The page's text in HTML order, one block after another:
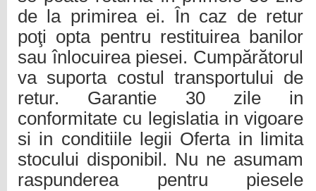
de la primirea ei. În caz de retur
poţi opta pentru restituirea banilor
sau înlocuirea piesei. Cumpărătorul
va suporta costul transportului de
retur. Garantie 30 zile in
conformitate cu legislatia in vigoare
si in conditiile legii Oferta in limita
stocului disponibil. Nu ne asumam
raspunderea pentru piesele